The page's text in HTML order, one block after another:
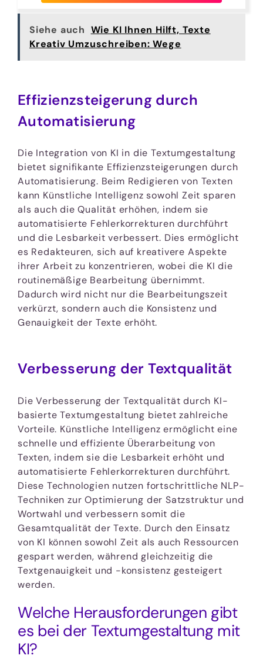
Siehe auch Wie KI Ihnen Hilft, Texte
Kreativ Umzuschreiben: Wege
Effizienzsteigerung durch
Automatisierung
Die Integration von KI in die Textumgestaltung
bietet signifikante Effizienzsteigerungen durch
Automatisierung. Beim Redigieren von Texten
kann Künstliche Intelligenz sowohl Zeit sparen
als auch die Qualität erhöhen, indem sie
automatisierte Fehlerkorrekturen durchführt
und die Lesbarkeit verbessert. Dies ermöglicht
es Redakteuren, sich auf kreativere Aspekte
ihrer Arbeit zu konzentrieren, wobei die KI die
routinemäßige Bearbeitung übernimmt.
Dadurch wird nicht nur die Bearbeitungszeit
verkürzt, sondern auch die Konsistenz und
Genauigkeit der Texte erhöht.
Verbesserung der Textqualität
Die Verbesserung der Textqualität durch KI-
basierte Textumgestaltung bietet zahlreiche
Vorteile. Künstliche Intelligenz ermöglicht eine
schnelle und effiziente Überarbeitung von
Texten, indem sie die Lesbarkeit erhöht und
automatisierte Fehlerkorrekturen durchführt.
Diese Technologien nutzen fortschrittliche NLP-
Techniken zur Optimierung der Satzstruktur und
Wortwahl und verbessern somit die
Gesamtqualität der Texte. Durch den Einsatz
von KI können sowohl Zeit als auch Ressourcen
gespart werden, während gleichzeitig die
Textgenauigkeit und -konsistenz gesteigert
werden.
Welche Herausforderungen gibt
es bei der Textumgestaltung mit
KI?